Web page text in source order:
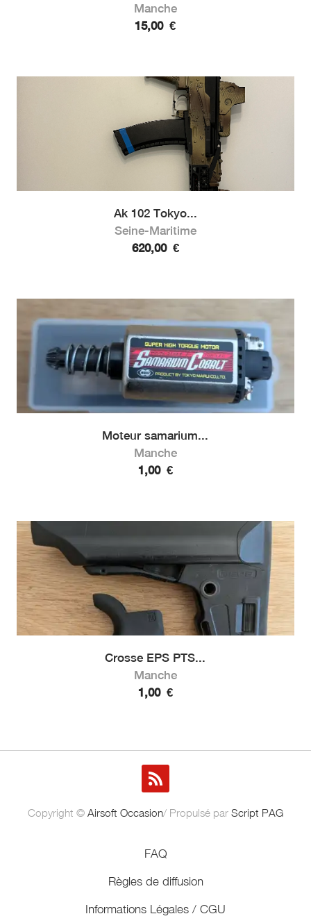
Manche
15,00 €
Ak 102 Tokyo...
Seine-Maritime
620,00 €
Moteur samarium...
Manche
1,00 €
Crosse EPS PTS...
Manche
1,00 €
Copyright © Airsoft Occasion/ Propulsé par Script PAG
FAQ
Règles de diffusion
Informations Légales / CGU